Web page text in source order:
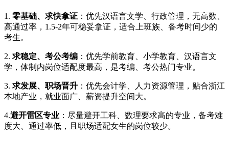
1. 零基础、求快拿证 ：优先汉语言文学、行政管理，无高数、
高通过率，1.5-2年可稳妥拿证，适合上班族、备考时间少的
考生。
2. 求稳定、考公考编 ：优先学前教育、小学教育、汉语言文
学，体制内岗位适配度最高，是考编、考公热门专业。
3. 求发展、职场晋升 ：优先会计学、人力资源管理，贴合浙江
本地产业，就业面广、薪资提升空间大。
4.避开雷区专业 ：尽量避开工科、数理要求高的专业，备考难
度大、通过率低，且职场适配女生的岗位较少。